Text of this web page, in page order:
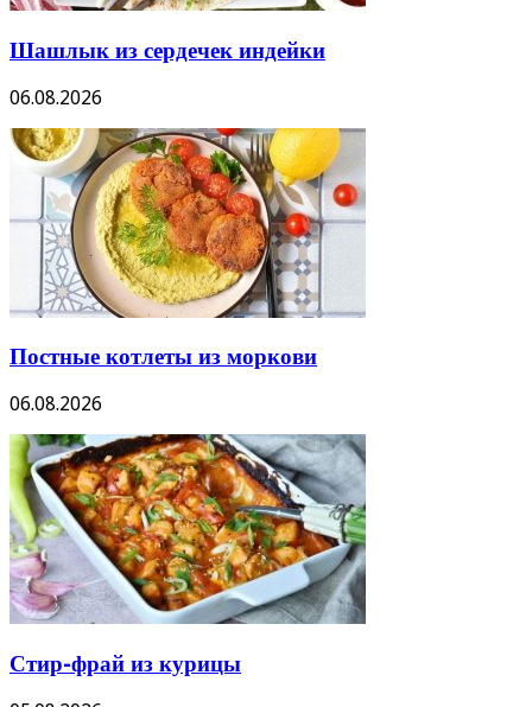
Шашлык из сердечек индейки
06.08.2026
Постные котлеты из моркови
06.08.2026
Стир-фрай из курицы